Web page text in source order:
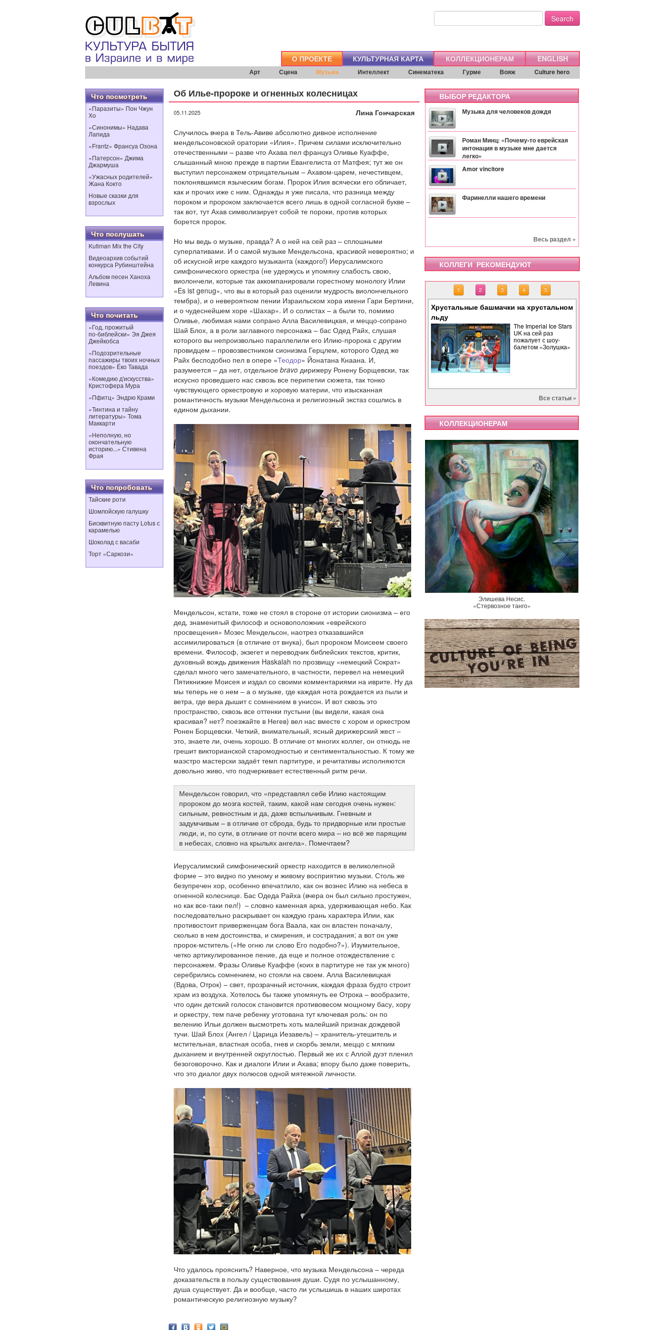
Search
О ПРОЕКТЕ КУЛЬТУРНАЯ КАРТА КОЛЛЕКЦИОНЕРАМ ENGLISH
Арт Сцена Музыка Интеллект Синематека Гурме Вояж Culture hero
Что посмотреть
«Паразиты» Пон Чжун
Хо
«Синонимы» Надава
Лапида
«Frantz» Франсуа Озона
«Патерсон» Джима
Джармуша
«Ужасных родителей»
Жана Кокто
Новые сказки для
взрослых
Что послушать
Kutiman Mix the City
Видеоархив событий
конкурса Рубинштейна
Альбом песен Ханоха
Левина
Что почитать
«Год, прожитый
по‑библейски» Эя Джея
Джейкобса
«Подозрительные
пассажиры твоих ночных
поездов» Ёко Тавада
«Комедию д'искусства»
Кристофера Мура
«Пфитц» Эндрю Крами
«Тинтина и тайну
литературы» Тома
Маккарти
«Неполную, но
окончательную
историю...» Стивена
Фрая
Что попробовать
Тайские роти
Шомлойскую галушку
Бисквитную пасту Lotus с
карамелью
Шоколад с васаби
Торт «Саркози»
Об Илье-пророке и огненных колесницах
05.11.2025
Лина Гончарская
Случилось вчера в Тель-Авиве абсолютно дивное исполнение
мендельсоновской оратории «Илия». Причем силами исключительно
отечественными – разве что Ахава пел француз Оливье Куаффе,
слышанный мною прежде в партии Евангелиста от Матфея; тут же он
выступил персонажем отрицательным – Ахавом-царем, нечестивцем,
поклонявшимся языческим богам. Пророк Илия всячески его обличает,
как и прочих иже с ним. Однажды я уже писала, что разница между
пороком и пророком заключается всего лишь в одной согласной букве –
так вот, тут Ахав символизирует собой те пороки, против которых
борется пророк.
Но мы ведь о музыке, правда? А о ней на сей раз – сплошными
суперлативами. И о самой музыке Мендельсона, красивой невероятно; и
об искусной игре каждого музыканта (каждого!) Иерусалимского
симфонического оркестра (не удержусь и упомяну слабость свою,
виолончели, которые так аккомпанировали горестному монологу Илии
«Es ist genug», что вы в который раз оценили мудрость виолончельного
тембра), и о невероятном пении Израильском хора имени Гари Бертини,
и о чудеснейшем хоре «Шахар». И о солистах – а были то, помимо
Оливье, любимая нами сопрано Алла Василевицкая, и меццо-сопрано
Шай Блох, а в роли заглавного персонажа – бас Одед Райх, слушая
которого вы непроизвольно параллелили его Илию-пророка с другим
провидцем – провозвестником сионизма Герцлем, которого Одед же
Райх бесподобно пел в опере «Теодор» Йонатана Кнаана. И,
разумеется – да нет, отдельное bravo дирижеру Ронену Борщевски, так
искусно проведшего нас сквозь все перипетии сюжета, так тонко
чувствующего оркестровую и хоровую материи, что изысканная
романтичность музыки Мендельсона и религиозный экстаз сошлись в
едином дыхании.
Мендельсон, кстати, тоже не стоял в стороне от истории сионизма – его
дед, знаменитый философ и основоположник «еврейского
просвещения» Мозес Мендельсон, наотрез отказавшийся
ассимилироваться (в отличие от внука), был пророком Моисеем своего
времени. Философ, экзегет и переводчик библейских текстов, критик,
духовный вождь движения Haskalah по прозвищу «немецкий Сократ»
сделал много чего замечательного, в частности, перевел на немецкий
Пятикнижие Моисея и издал со своими комментариями на иврите. Ну да
мы теперь не о нем – а о музыке, где каждая нота рождается из пыли и
ветра, где вера дышит с сомнением в унисон. И вот сквозь это
пространство, сквозь все оттенки пустыни (вы видели, какая она
красивая? нет? поезжайте в Негев) вел нас вместе с хором и оркестром
Ронен Борщевски. Четкий, внимательный, ясный дирижерский жест –
это, знаете ли, очень хорошо. В отличие от многих коллег, он отнюдь не
грешит викторианской старомодностью и сентиментальностью. К тому же
маэстро мастерски задаёт темп партитуре, и речитативы исполняются
довольно живо, что подчеркивает естественный ритм речи.
Мендельсон говорил, что «представлял себе Илию настоящим
пророком до мозга костей, таким, какой нам сегодня очень нужен:
сильным, ревностным и да, даже вспыльчивым. Гневным и
задумчивым – в отличие от сброда, будь то придворные или простые
люди, и, по сути, в отличие от почти всего мира – но всё же парящим
в небесах, словно на крыльях ангела». Помечтаем?
Иерусалимский симфонический оркестр находится в великолепной
форме – это видно по умному и живому восприятию музыки. Столь же
безупречен хор, особенно впечатлило, как он вознес Илию на небеса в
огненной колеснице. Бас Одеда Райха (вчера он был сильно простужен,
но как все-таки пел!) – словно каменная арка, удерживающая небо. Как
последовательно раскрывает он каждую грань характера Илии, как
противостоит приверженцам бога Ваала, как он властен поначалу,
сколько в нем достоинства, и смирения, и сострадания; а вот он уже
пророк-мститель («Не огню ли слово Его подобно?»). Изумительное,
четко артикулированное пение, да еще и полное отождествление с
персонажем. Фразы Оливье Куаффе (коих в партитуре не так уж много)
серебрились сомнением, но стояли на своем. Алла Василевицкая
(Вдова, Отрок) – свет, прозрачный источник, каждая фраза будто строит
храм из воздуха. Хотелось бы также упомянуть ее Отрока – вообразите,
что один детский голосок становится противовесом мощному басу, хору
и оркестру, тем паче ребенку уготована тут ключевая роль: он по
велению Ильи должен высмотреть хоть малейший признак дождевой
тучи. Шай Блох (Ангел / Царица Иезавель) – хранитель-утешитель и
мстительная, властная особа, гнев и скорбь земли, меццо с мягким
дыханием и внутренней округлостью. Первый же их с Аллой дуэт пленил
безоговорочно. Как и диалоги Илии и Ахава; впору было даже поверить,
что это диалог двух полюсов одной мятежной личности.
Что удалось прояснить? Наверное, что музыка Мендельсона – череда
доказательств в пользу существования души. Судя по услышанному,
душа существует. Да и вообще, часто ли услышишь в наших широтах
романтическую религиозную музыку?
ВЫБОР РЕДАКТОРА
Музыка для человеков дождя
Роман Минц: «Почему-то еврейская
интонация в музыке мне дается
легко»
Amor vincitore
Фаринелли нашего времени
Весь раздел »
КОЛЛЕГИ РЕКОМЕНДУЮТ
1 2 3 4 5
Хрустальные башмачки на хрустальном
льду
The Imperial Ice Stars
UK на сей раз
пожалует с шоу-
балетом «Золушка»
Все статьи »
КОЛЛЕКЦИОНЕРАМ
Элишева Несис.
«Стервозное танго»